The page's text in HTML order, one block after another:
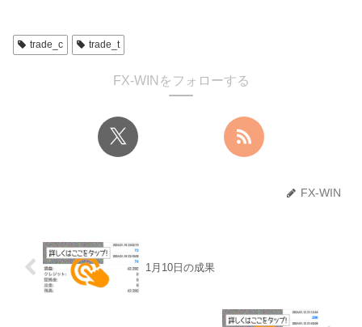
trade_c trade_t
FX-WINをフォローする
FX-WIN
1月10日の成果